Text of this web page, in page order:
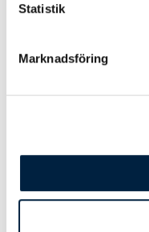
Statistik
Marknadsföring
Hjälp från easytryck